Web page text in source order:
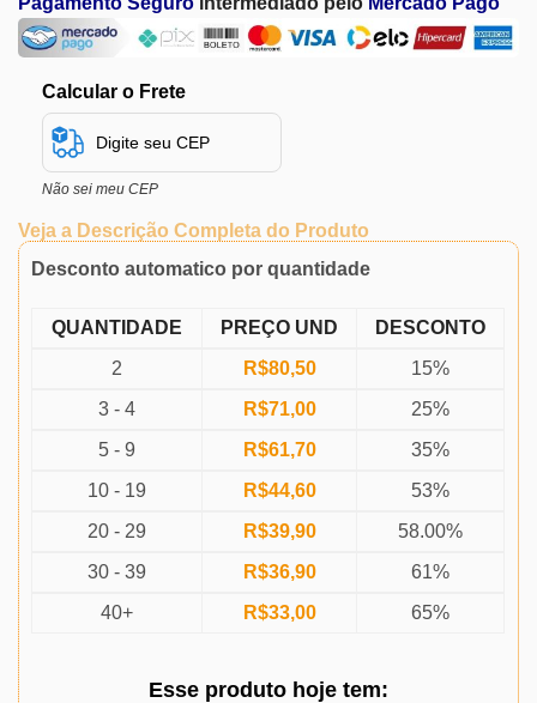
Calcular o Frete
Não sei meu CEP
Veja a Descrição Completa do Produto
Desconto automatico por quantidade
QUANTIDADE PREÇO UND
DESCONTO
2
R$80,50
15%
3 - 4
R$71,00
25%
5 - 9
R$61,70
35%
10 - 19
R$44,60
53%
20 - 29
R$39,90
58.00%
30 - 39
R$36,90
61%
40+
R$33,00 65%
Esse produto hojetem: